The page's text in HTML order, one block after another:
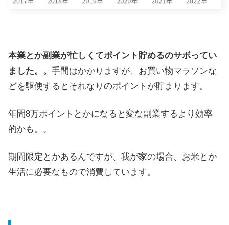
本業とか副業が忙しくてポイント貯めるのサボってい
ました。。 手間はかかりますが、お買い物マラソンな
どを駆使するとそれなりのポイントが貯まります。
年間8万ポイントとかになると変な副業するより効率
的かも。。
期間限定とかあるんですが、我が家の場合、お米とか
生活に必要なもので消費しています。